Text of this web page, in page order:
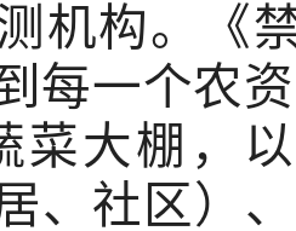
机构。《
每一个农
菜大棚，
、社区）